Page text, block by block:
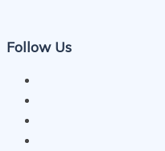
Follow Us